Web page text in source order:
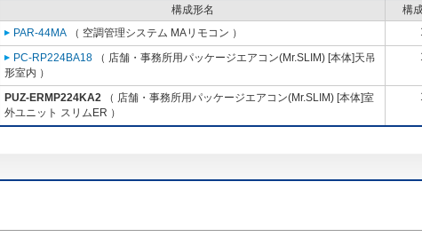
構成形名
構
PAR-44MA （ 空調管理システム MAリモコン ）
PC-RP224BA18 （ 店舗・事務所用パッケージエアコン(Mr.SLIM) [本体]天吊
形室内 ）
PUZ-ERMP224KA2 （ 店舗・事務所用パッケージエアコン(Mr.SLIM) [本体]室
外ユニット スリムER ）